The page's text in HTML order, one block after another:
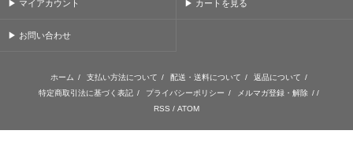
▶ マイアカウント ▶ カートを見る
▶ お問い合わせ
ホーム / 支払い方法について / 配送・送料について / 返品について /
特定商取引法に基づく表記 / プライバシーポリシー / メルマガ登録・解除 / /
RSS / ATOM